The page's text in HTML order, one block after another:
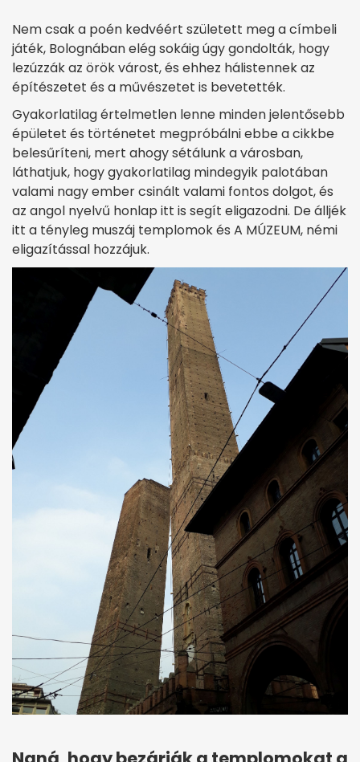
Nem csak a poén kedvéért született meg a címbeli
játék, Bolognában elég sokáig úgy gondolták, hogy
lezúzzák az örök várost, és ehhez hálistennek az
építészetet és a művészetet is bevetették.
Gyakorlatilag értelmetlen lenne minden jelentősebb
épületet és történetet megpróbálni ebbe a cikkbe
belesűríteni, mert ahogy sétálunk a városban,
láthatjuk, hogy gyakorlatilag mindegyik palotában
valami nagy ember csinált valami fontos dolgot, és
az angol nyelvű honlap itt is segít eligazodni. De álljék
itt a tényleg muszáj templomok és A MÚZEUM, némi
eligazítással hozzájuk.